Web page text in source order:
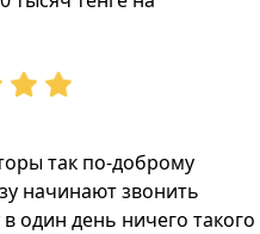
так по-доброму
начинают звонить
один день ничего такого